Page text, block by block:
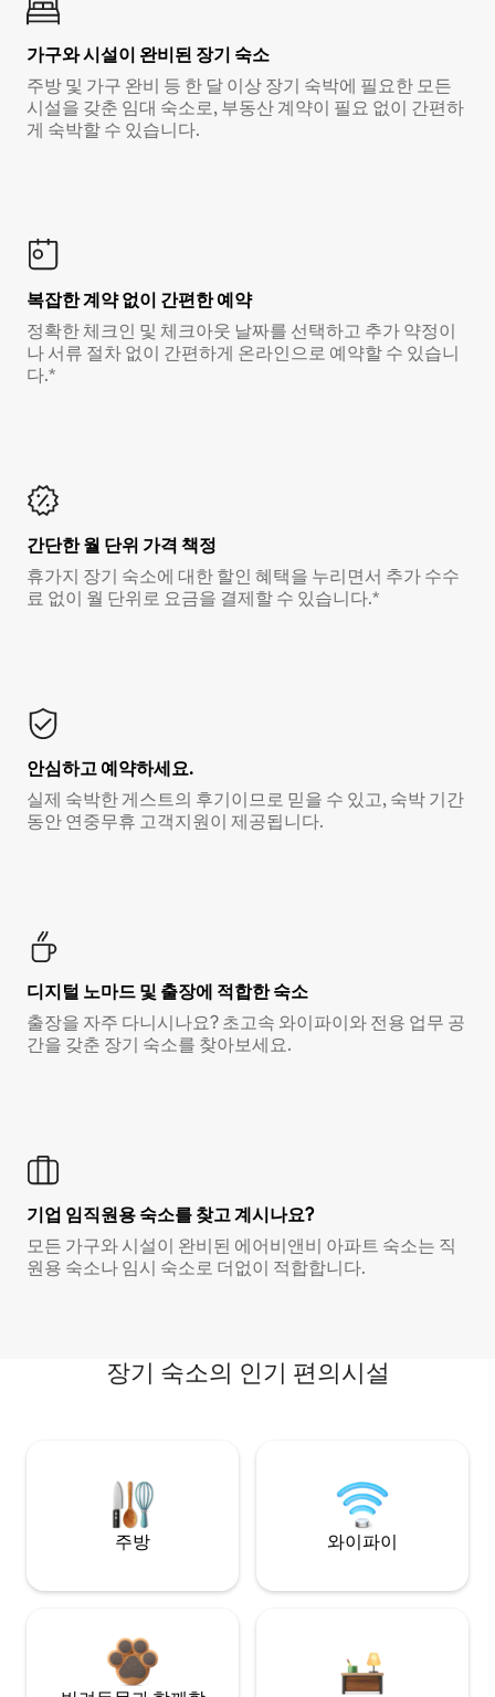
가구와 시설이 완비된 장기 숙소
주방 및 가구 완비 등 한 달 이상 장기 숙박에 필요한 모든
시설을 갖춘 임대 숙소로, 부동산 계약이 필요 없이 간편하
게 숙박할 수 있습니다.
복잡한 계약 없이 간편한 예약
정확한 체크인 및 체크아웃 날짜를 선택하고 추가 약정이
나 서류 절차 없이 간편하게 온라인으로 예약할 수 있습니
다.*
간단한 월 단위 가격 책정
휴가지 장기 숙소에 대한 할인 혜택을 누리면서 추가 수수
료 없이 월 단위로 요금을 결제할 수 있습니다.*
안심하고 예약하세요.
실제 숙박한 게스트의 후기이므로 믿을 수 있고, 숙박 기간
동안 연중무휴 고객지원이 제공됩니다.
디지털 노마드 및 출장에 적합한 숙소
출장을 자주 다니시나요? 초고속 와이파이와 전용 업무 공
간을 갖춘 장기 숙소를 찾아보세요.
기업 임직원용 숙소를 찾고 계시나요?
모든 가구와 시설이 완비된 에어비앤비 아파트 숙소는 직
원용 숙소나 임시 숙소로 더없이 적합합니다.
장기 숙소의 인기 편의시설
주방 와이파이